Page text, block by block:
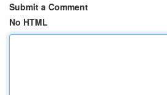
Submit a Comment
No HTML